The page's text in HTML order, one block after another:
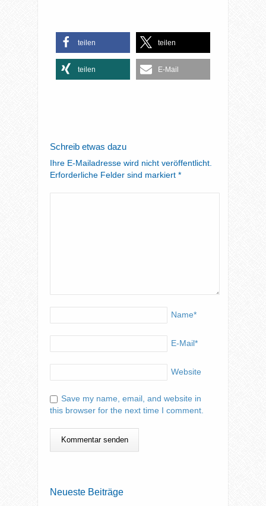
teilen teilen
teilen E-Mail
Schreib etwas dazu
Ihre E-Mailadresse wird nicht veröffentlicht.
Erforderliche Felder sind markiert *
Name*
E-Mail*
Website
Save my name, email, and website in
this browser for the next time I comment.
Neueste Beiträge